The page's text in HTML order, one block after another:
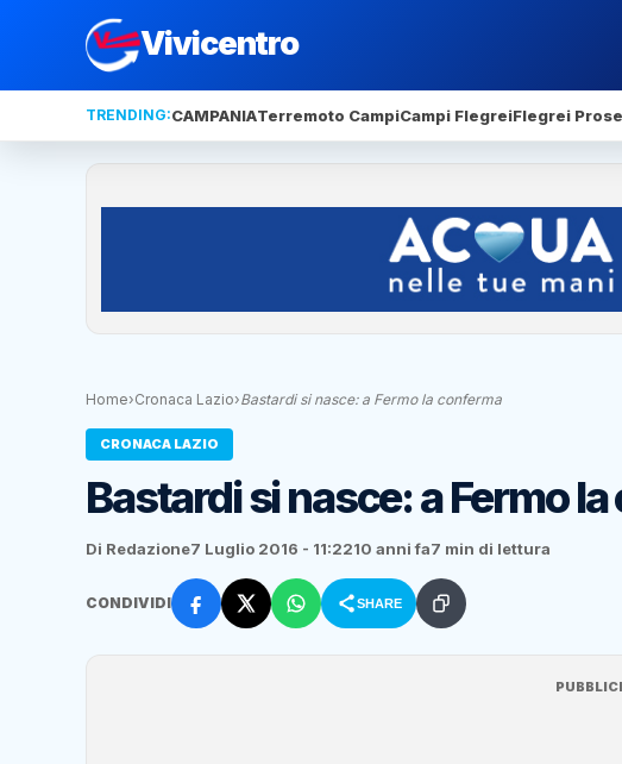
Vivicentro
TRENDING:CAMPANIATerremoto CampiCampi FlegreiFlegrei
Home›Cronaca Lazio›Bastardi si nasce: a Fermo la conferma
CRONACA LAZIO
Bastardi si nasce: a Fermo
Di Redazione7 Luglio 2016 - 11:2210 anni fa7 min di lettura
CONDIVIDI SHARE